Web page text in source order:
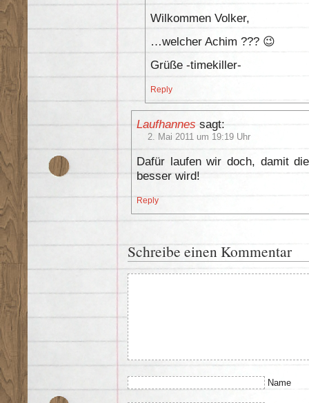
Wilkommen Volker,
…welcher Achim ??? 😉
Grüße -timekiller-
Reply
Laufhannes sagt:
2. Mai 2011 um 19:19 Uhr
Dafür laufen wir doch, damit
besser wird!
Reply
Schreibe einen Kommentar
Name